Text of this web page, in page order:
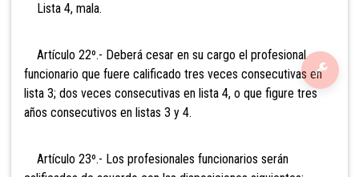
Lista 4, mala.
Artículo 22º.- Deberá cesar en su cargo el profesional
funcionario que fuere calificado tres veces consecutivas en
lista 3; dos veces consecutivas en lista 4, o que figure tres
años consecutivos en listas 3 y 4.
Artículo 23º.- Los profesionales funcionarios serán